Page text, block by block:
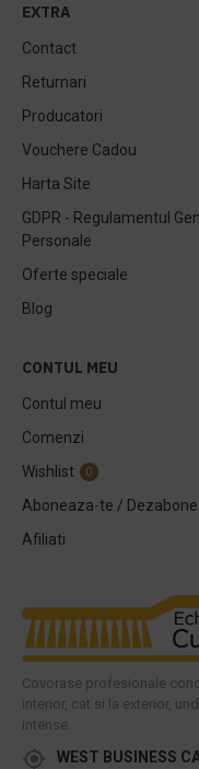
EXTRA
Contact
Returnari
Producatori
Vouchere Cadou
Harta Site
GDPR - Regulamentul
Personale
Oferte speciale
Blog
CONTUL MEU
Contul meu
Comenzi
Wishlist
0
Aboneaza-te /
Afiliati
Covorase profesionale
interior, cat si la exterior,
intense.
WEST BUSINESS